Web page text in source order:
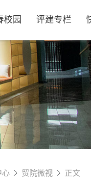
校园 评建专栏
心 贸院微视 正文